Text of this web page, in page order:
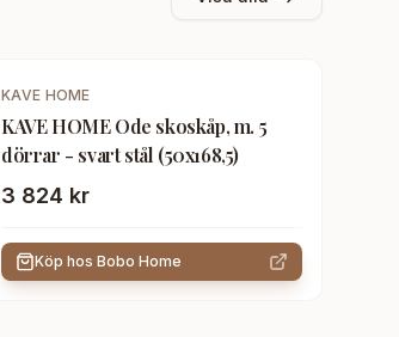
KAVE HOME
KAVE HOME Ode skoskåp, m. 5
dörrar - svart stål (50x168,5)
3 824 kr
Köp hos Bobo Home